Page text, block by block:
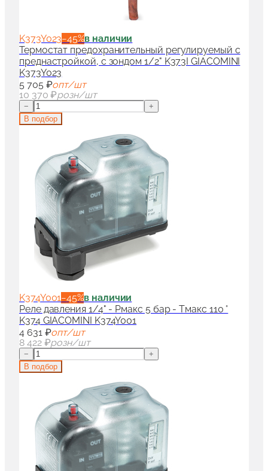
K373Y023−45%в наличии
Термостат предохранительный регулируемый с
преднастройкой, с зондом 1/2" K373I GIACOMINI
K373Y023
5 705 ₽опт/шт
10 370 ₽розн/шт
−
+
В подбор
K374Y001−45%в наличии
Реле давления 1/4" - Pмакс 5 бар - Tмакс 110 °
K374 GIACOMINI K374Y001
4 631 ₽опт/шт
8 422 ₽розн/шт
−
+
В подбор